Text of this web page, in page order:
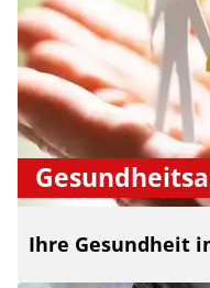
Ihre Gesundheit